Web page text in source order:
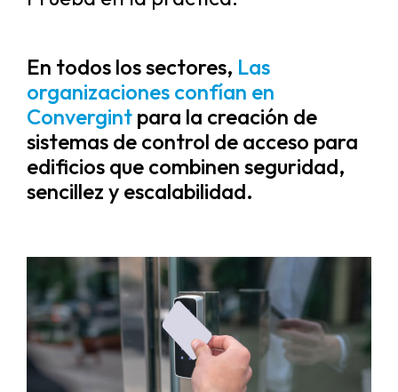
En todos los sectores, Las
organizaciones confían en
Convergint para la creación de
sistemas de control de acceso para
edificios que combinen seguridad,
sencillez y escalabilidad.